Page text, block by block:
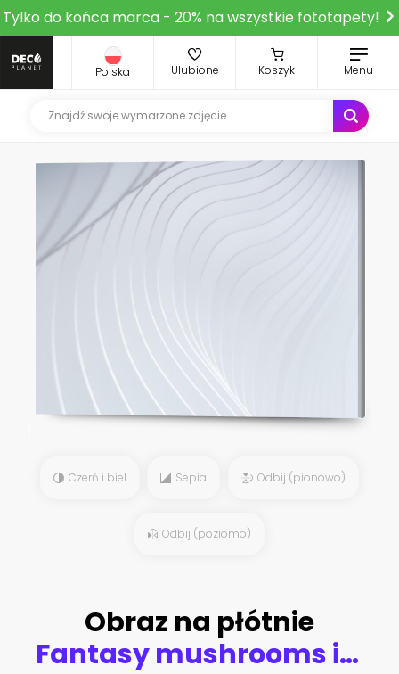
Tylko do końca marca - 20% na wszystkie fototapety!
Polska Ulubione Koszyk Menu
Czerń i biel Sepia Odbij (pionowo)
Odbij (poziomo)
Obraz na płótnie
Fantasy mushrooms in the forest